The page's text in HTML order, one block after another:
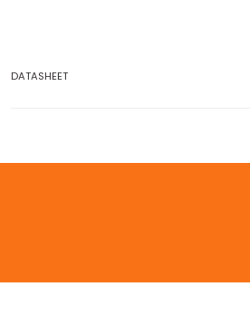
DATASHEET
Görüş ve önerileriniz için teşekkür ederiz.